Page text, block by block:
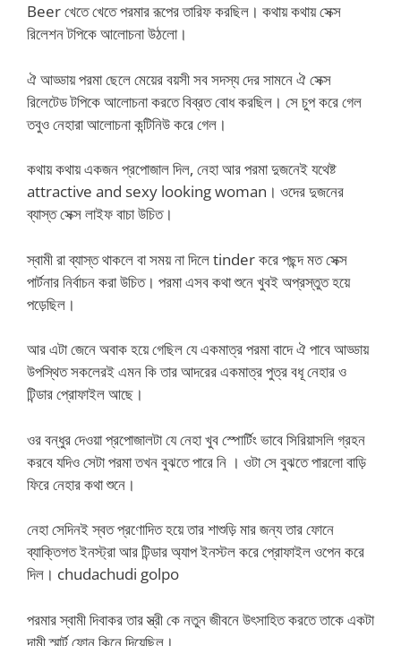
Beer খেতে খেতে পরমার রূপের তারিফ করছিল। কথায় কথায় সেক্স
রিলেশন টপিকে আলোচনা উঠলো।
ঐ আড্ডায় পরমা ছেলে মেয়ের বয়সী সব সদস্য দের সামনে ঐ সেক্স
রিলেটেড টপিকে আলোচনা করতে বিব্রত বোধ করছিল। সে চুপ করে গেল
তবুও নেহারা আলোচনা কন্টিনিউ করে গেল।
কথায় কথায় একজন প্রপোজাল দিল, নেহা আর পরমা দুজনেই যথেষ্ট
attractive and sexy looking woman। ওদের দুজনের
ব্যাস্ত সেক্স লাইফ বাচা উচিত।
স্বামী রা ব্যাস্ত থাকলে বা সময় না দিলে tinder করে পছন্দ মত সেক্স
পার্টনার নির্বাচন করা উচিত। পরমা এসব কথা শুনে খুবই অপ্রস্তুত হয়ে
পড়েছিল।
আর এটা জেনে অবাক হয়ে গেছিল যে একমাত্র পরমা বাদে ঐ পাবে আড্ডায়
উপস্থিত সকলেরই এমন কি তার আদরের একমাত্র পুত্র বধূ নেহার ও
টিন্ডার প্রোফাইল আছে।
ওর বন্ধুর দেওয়া প্রপোজালটা যে নেহা খুব স্পোর্টিং ভাবে সিরিয়াসলি গ্রহন
করবে যদিও সেটা পরমা তখন বুঝতে পারে নি । ওটা সে বুঝতে পারলো বাড়ি
ফিরে নেহার কথা শুনে।
নেহা সেদিনই স্বত প্রণোদিত হয়ে তার শাশুড়ি মার জন্য তার ফোনে
ব্যাক্তিগত ইনস্ট্রা আর টিন্ডার অ্যাপ ইনস্টল করে প্রোফাইল ওপেন করে
দিল। chudachudi golpo
পরমার স্বামী দিবাকর তার স্ত্রী কে নতুন জীবনে উৎসাহিত করতে তাকে একটা
দামী স্মার্ট ফোন কিনে দিয়েছিল।